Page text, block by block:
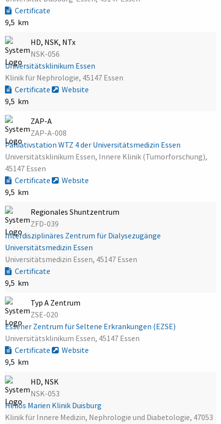
Certificate
9,5 km
HD, NSK, NTx
NSK-056
Universitätsklinikum Essen
Klinik für Nephrologie, 45147 Essen
Certificate
Website
9,5 km
ZAP-A
ZAP-A-008
Palliativstation WTZ 4 der Universitätsmedizin Essen
Universitätsklinikum Essen, Innere Klinik (Tumorforschung),
45147 Essen
Certificate
Website
9,5 km
Regionales Shuntzentrum
ZFD-039
Interdisziplinäres Zentrum für Dialysezugänge
Universitätsmedizin Essen
Universitätsmedizin Essen, 45147 Essen
Certificate
9,5 km
Typ A Zentrum
ZSE-020
Essener Zentrum für Seltene Erkrankungen (EZSE)
Universitätsklinikum Essen, 45147 Essen
Certificate
Website
9,5 km
HD, NSK
NSK-053
Helios Marien Klinik Duisburg
Klinik für Innere Medizin, Nephrologie und Diabetologie, 47053